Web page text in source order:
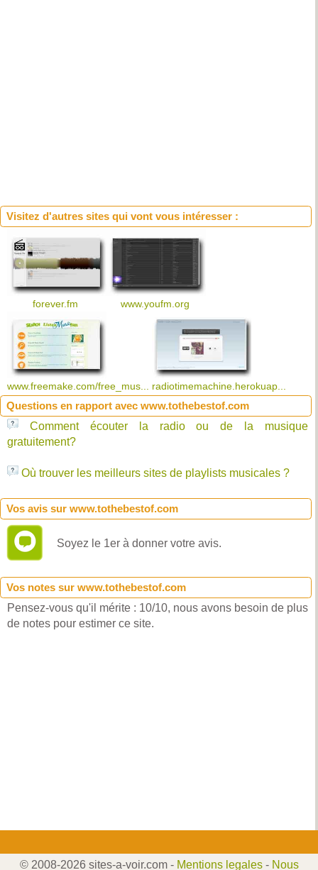
Visitez d'autres sites qui vont vous intéresser :
forever.fm www.youfm.org
www.freemake.com/free_mus... radiotimemachine.herokuap...
Questions en rapport avec www.tothebestof.com
Comment écouter la radio ou de la musique
gratuitement?
Où trouver les meilleurs sites de playlists musicales ?
Vos avis sur www.tothebestof.com
Soyez le 1er à donner votre avis.
Vos notes sur www.tothebestof.com
Pensez-vous qu'il mérite : 10/10, nous avons besoin de plus
de notes pour estimer ce site.
© 2008-2026 sites-a-voir.com - Mentions legales- Nous